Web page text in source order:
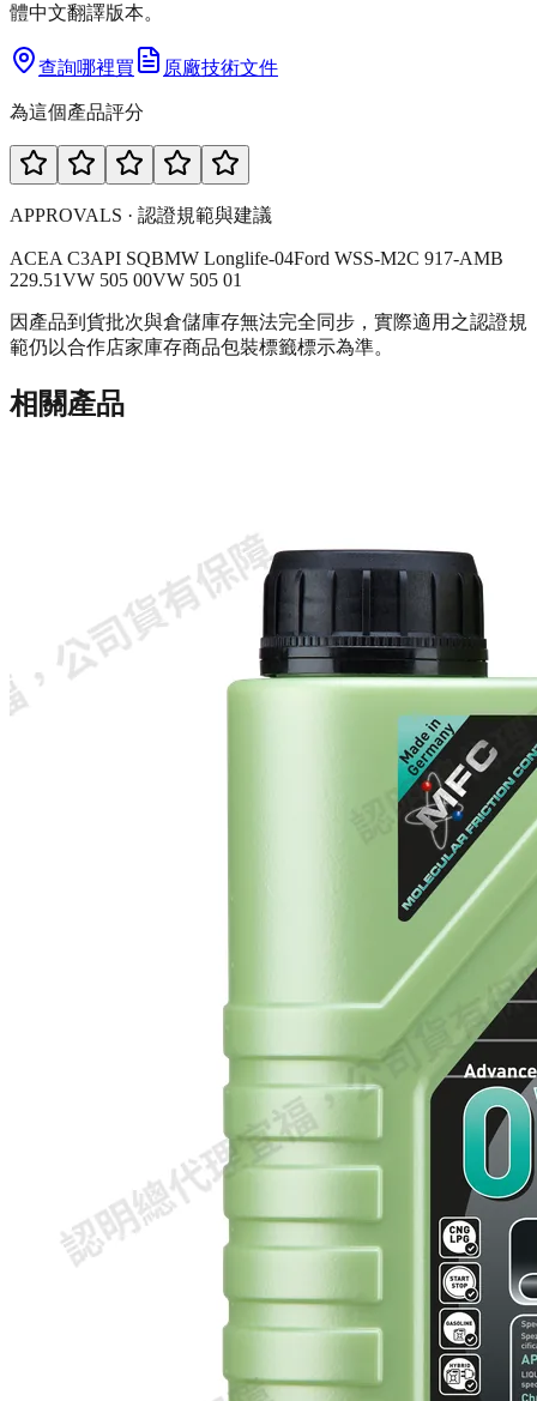
體中文翻譯版本。
查詢哪裡買 原廠技術文件
為這個產品評分
APPROVALS · 認證規範與建議
ACEA C3API SQBMW Longlife-04Ford WSS-M2C 917-AMB
229.51VW 505 00VW 505 01
因產品到貨批次與倉儲庫存無法完全同步，實際適用之認證規
範仍以合作店家庫存商品包裝標籤標示為準。
相關產品